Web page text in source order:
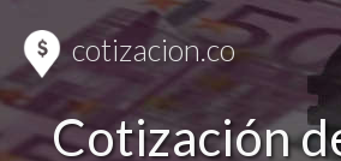
cotizacion.co
Cotización